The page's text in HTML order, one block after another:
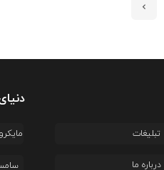
تبلیغات
درباره ما